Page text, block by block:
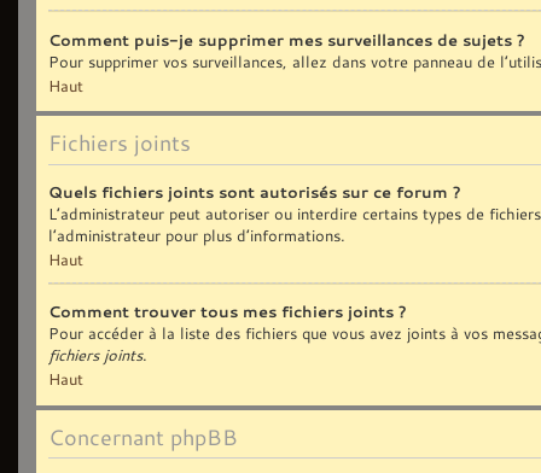
Comment puis-je supprimer mes surveillances de sujets ?
Pour supprimer vos surveillances, allez dans votre panneau de
Haut
Fichiers joints
Quels fichiers joints sont autorisés sur ce forum ?
L’administrateur peut autoriser ou interdire certains types de
l’administrateur pour plus d’informations.
Haut
Comment trouver tous mes fichiers joints ?
Pour accéder à la liste des fichiers que vous avez joints à vos
fichiers joints.
Haut
Concernant phpBB